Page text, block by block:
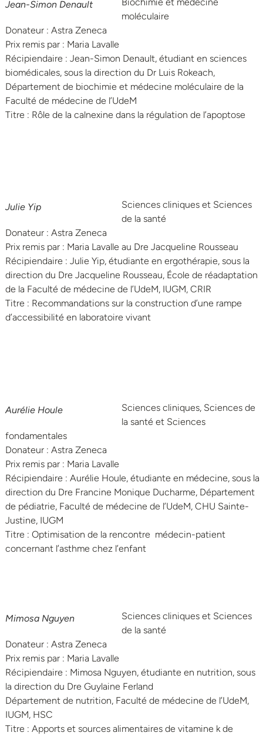
Jean-Simon Denault
moléculaire
Donateur : Astra Zeneca
Prix remis par : Maria Lavalle
Récipiendaire : Jean-Simon Denault, étudiant en sciences
biomédicales, sous la direction du Dr Luis Rokeach,
Département de biochimie et médecine moléculaire de la
Faculté de médecine de l’UdeM
Titre : Rôle de la calnexine dans la régulation de l’apoptose
Julie Yip
Sciences cliniques et Sciences
de la santé
Donateur : Astra Zeneca
Prix remis par : Maria Lavalle au Dre Jacqueline Rousseau
Récipiendaire : Julie Yip, étudiante en ergothérapie, sous la
direction du Dre Jacqueline Rousseau, École de réadaptation
de la Faculté de médecine de l’UdeM, IUGM, CRIR
Titre : Recommandations sur la construction d’une rampe
d’accessibilité en laboratoire vivant
Aurélie Houle
Sciences cliniques, Sciences de
la santé et Sciences
fondamentales
Donateur : Astra Zeneca
Prix remis par : Maria Lavalle
Récipiendaire : Aurélie Houle, étudiante en médecine, sous la
direction du Dre Francine Monique Ducharme, Département
de pédiatrie, Faculté de médecine de l’UdeM, CHU Sainte-
Justine, IUGM
Titre : Optimisation de la rencontre médecin-patient
concernant l’asthme chez l’enfant
Mimosa Nguyen
Sciences cliniques et Sciences
de la santé
Donateur : Astra Zeneca
Prix remis par : Maria Lavalle
Récipiendaire : Mimosa Nguyen, étudiante en nutrition, sous
la direction du Dre Guylaine Ferland
Département de nutrition, Faculté de médecine de l’UdeM,
IUGM, HSC
Titre : Apports et sources alimentaires de vitamine k de